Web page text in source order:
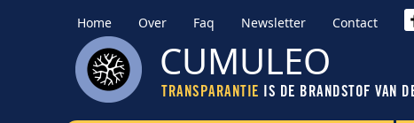
Home Over Faq Newsletter Contact
CUMULEO
TRANSPARANTIE IS DE BRANDSTOF VAN